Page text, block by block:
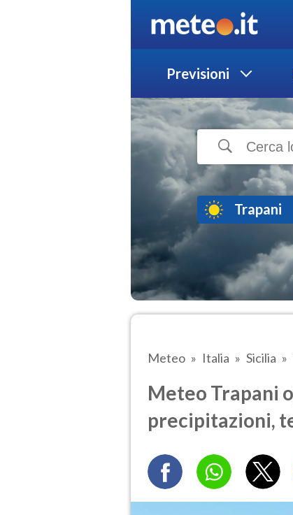
Previsioni
Trapani
Meteo Italia Sicilia
Meteo Trapani
precipitazioni,